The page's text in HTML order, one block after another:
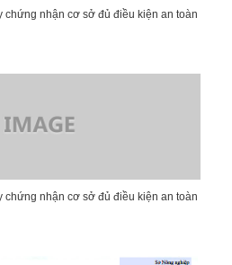
chứng nhận cơ sở đủ điều kiện an toàn
chứng nhận cơ sở đủ điều kiện an toàn